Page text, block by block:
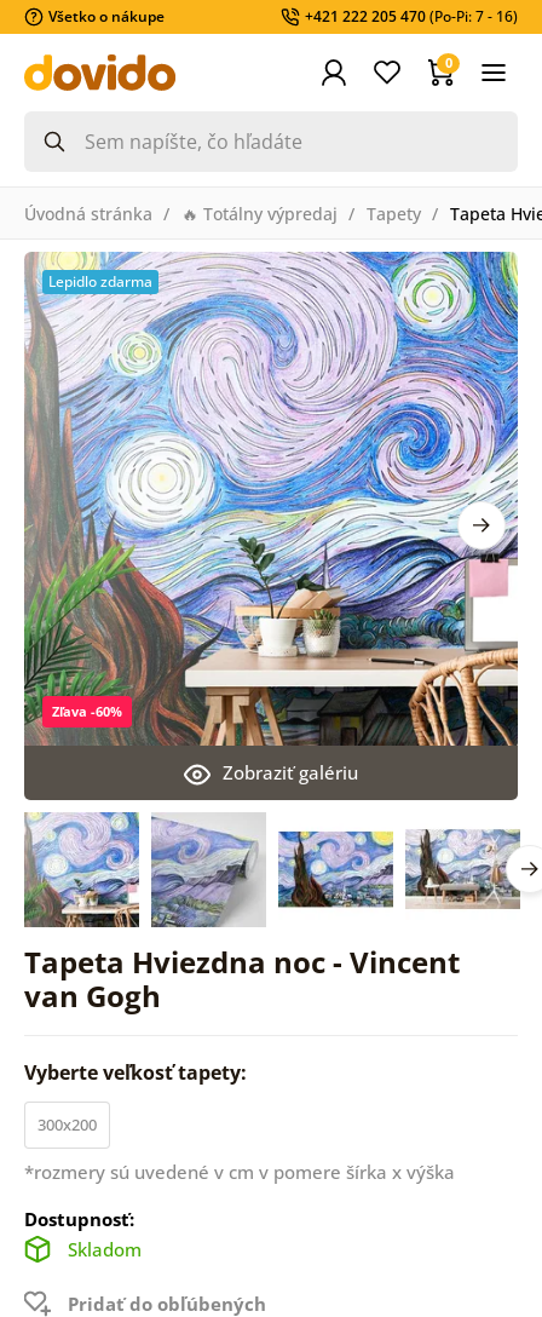
Všetko o nákupe +421 222 205 470(Po-Pi: 7 - 16)
0
Úvodná stránka 🔥 Totálny výpredaj Tapety Tapeta
Tapeta Hviezdna noc - Vincent
van Gogh
Zobraziť galériu
Zľava -60%
Lepidlo zdarma
Vyberte veľkosť tapety:
300x200
*rozmery sú uvedené v cm v pomere šírka x výška
Dostupnosť:
Skladom
Pridať do obľúbených